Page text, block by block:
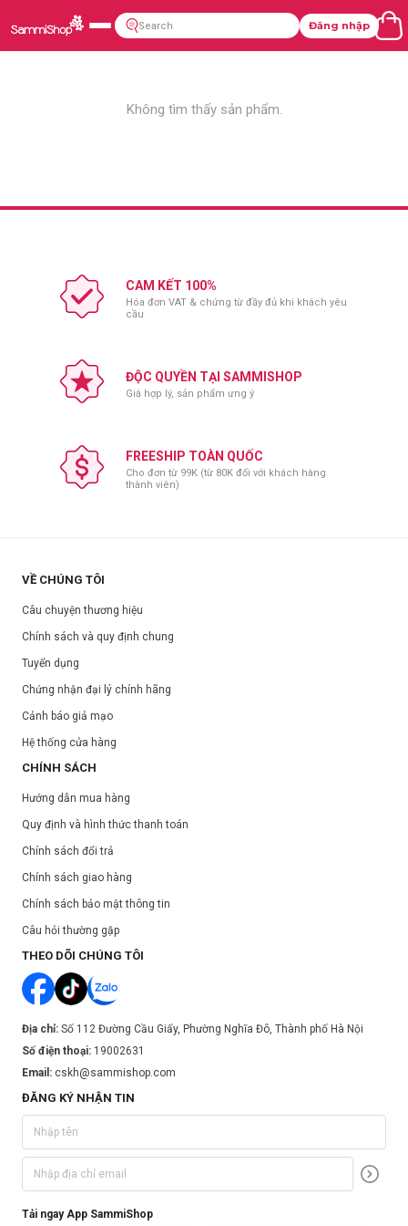
Đăng nhập
Không tìm thấy sản phẩm.
CAM KẾT 100%
Hóa đơn VAT & chứng từ đầy đủ khi khách yêu
cầu
ĐỘC QUYỀN TẠI SAMMISHOP
Giá hợp lý, sản phẩm ưng ý
FREESHIP TOÀN QUỐC
Cho đơn từ 99K (từ 80K đối với khách hàng
thành viên)
VỀ CHÚNG TÔI
Câu chuyện thương hiệu
Chính sách và quy định chung
Tuyển dụng
Chứng nhận đại lý chính hãng
Cảnh báo giả mạo
Hệ thống cửa hàng
CHÍNH SÁCH
Hướng dẫn mua hàng
Quy định và hình thức thanh toán
Chính sách đổi trả
Chính sách giao hàng
Chính sách bảo mật thông tin
Câu hỏi thường gặp
THEO DÕI CHÚNG TÔI
Địa chỉ: Số 112 Đường Cầu Giấy, Phường Nghĩa Đô, Thành phố Hà Nội
Số điện thoại: 19002631
Email: cskh@sammishop.com
ĐĂNG KÝ NHẬN TIN
Tải ngay App SammiShop